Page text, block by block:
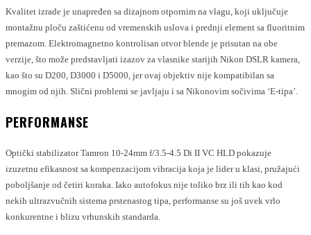
Kvalitet izrade je unapređen sa dizajnom otpornim na vlagu, koji uključuje
montažnu ploču zaštićenu od vremenskih uslova i prednji element sa fluoritnim
premazom. Elektromagnetno kontrolisan otvor blende je prisutan na obe
verzije, što može predstavljati izazov za vlasnike starijih Nikon DSLR kamera,
kao što su D200, D3000 i D5000, jer ovaj objektiv nije kompatibilan sa
mnogim od njih. Slični problemi se javljaju i sa Nikonovim sočivima ‘E-tipa’.
PERFORMANSE
Optički stabilizator Tamron 10-24mm f/3.5-4.5 Di II VC HLD pokazuje
izuzetnu efikasnost sa kompenzacijom vibracija koja je lider u klasi, pružajući
poboljšanje od četiri koraka. Iako autofokus nije toliko brz ili tih kao kod
nekih ultrazvučnih sistema prstenastog tipa, performanse su još uvek vrlo
konkurentne i blizu vrhunskih standarda.